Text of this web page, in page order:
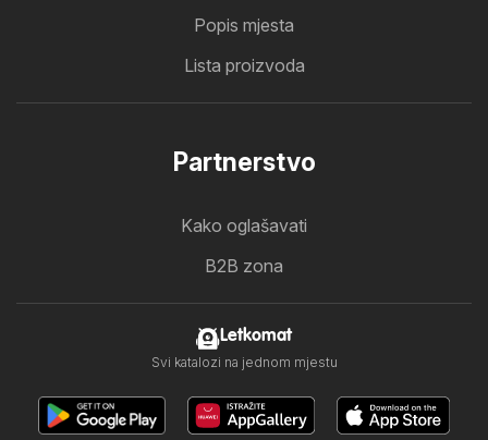
Popis mjesta
Lista proizvoda
Partnerstvo
Kako oglašavati
B2B zona
Letkomat
Svi katalozi na jednom mjestu